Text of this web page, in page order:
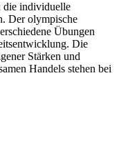
die individuelle
Der olympische
Übungen
Die
Stärken und
Handels stehen bei